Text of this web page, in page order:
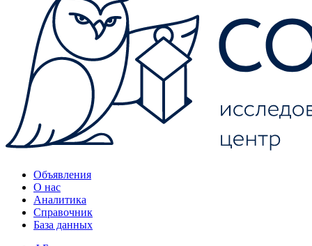
Объявления
О нас
Аналитика
Справочник
База данных